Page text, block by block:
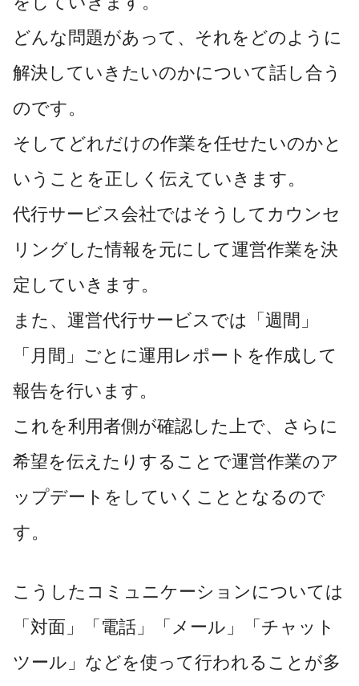
どんな問題があって、それをどのように
解決していきたいのかについて話し合う
のです。
そしてどれだけの作業を任せたいのかと
いうことを正しく伝えていきます。
代行サービス会社ではそうしてカウンセ
リングした情報を元にして運営作業を決
定していきます。
また、運営代行サービスでは「週間」
「月間」ごとに運用レポートを作成して
報告を行います。
これを利用者側が確認した上で、さらに
希望を伝えたりすることで運営作業のア
ップデートをしていくこととなるので
す。
こうしたコミュニケーションについては
「対面」「電話」「メール」「チャット
ツール」などを使って行われることが多